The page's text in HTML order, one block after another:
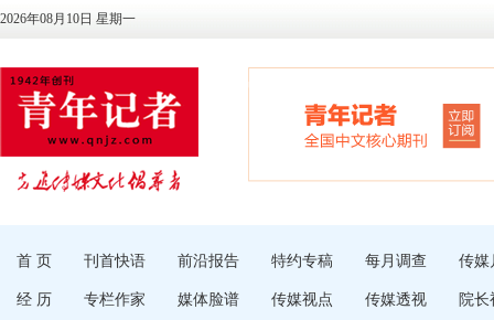
2026年08月10日 星期一
首 页 刊首快语 前沿报告 特约专稿 每月调查 传媒
经 历 专栏作家 媒体脸谱 传媒视点 传媒透视 院长